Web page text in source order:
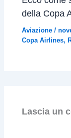
della Copa
Aviazione /
Copa Airlines,
Lascia un